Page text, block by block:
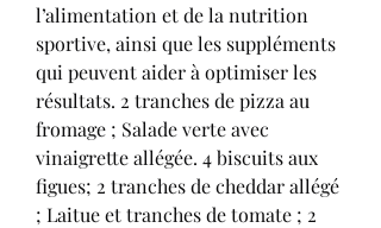
l’alimentation et de la nutrition
sportive, ainsi que les suppléments
qui peuvent aider à optimiser les
résultats. 2 tranches de pizza au
fromage ; Salade verte avec
vinaigrette allégée. 4 biscuits aux
figues; 2 tranches de cheddar allégé
; Laitue et tranches de tomate ; 2